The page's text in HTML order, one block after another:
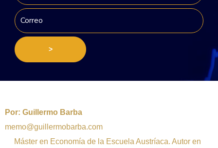
>
Por: Guillermo Barba
memo@guillermobarba.com
Máster en Economía de la Escuela Austríaca. Autor en